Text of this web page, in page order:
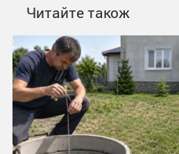
Читайте також